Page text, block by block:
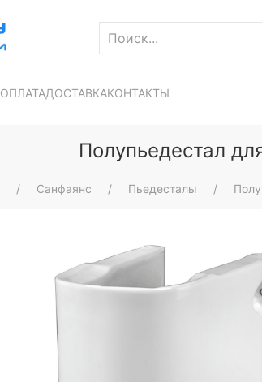
ОПЛАТАДОСТАВКАКОНТАКТЫ
Полупьедестал
Санфаянс Пьедесталы